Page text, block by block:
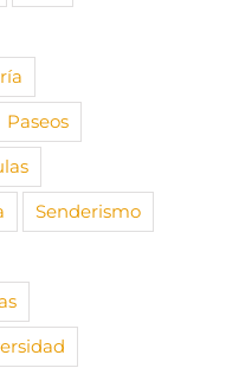
Paseos
Senderismo